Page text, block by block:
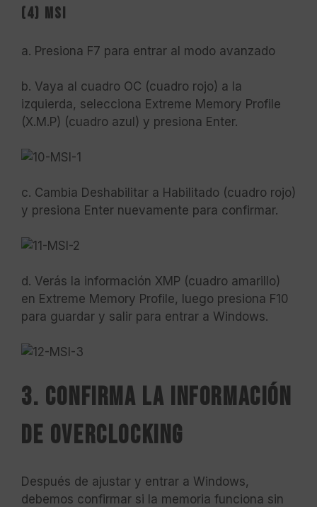
(4) MSI
a. Presiona F7 para entrar al modo avanzado
b. Vaya al cuadro OC (cuadro rojo) a la
izquierda, selecciona Extreme Memory Profile
(X.M.P) (cuadro azul) y presiona Enter.
c. Cambia Deshabilitar a Habilitado (cuadro rojo)
y presiona Enter nuevamente para confirmar.
d. Verás la información XMP (cuadro amarillo)
en Extreme Memory Profile, luego presiona F10
para guardar y salir para entrar a Windows.
3. Confirma la información
de overclocking
Después de ajustar y entrar a Windows,
debemos confirmar si la memoria funciona sin